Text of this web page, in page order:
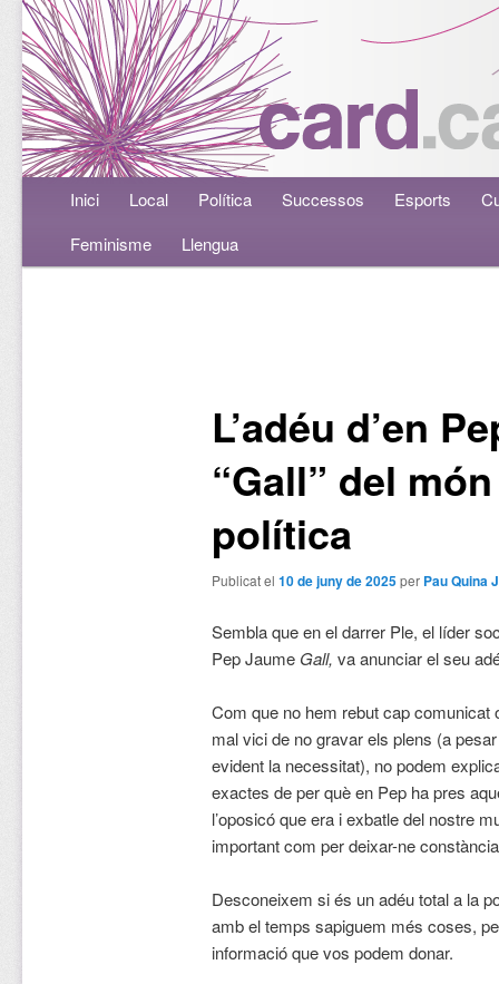
Menú principalAneu al contingut principal
Aneu al contingut secundari
Inici Local Política Successos Esports
Feminisme
Llengua
L’adéu d’en
“Gall” del
política
Publicat el 10 de juny de 2025per Pau Quina
Sembla que en el darrer Ple, el líder
Pep Jaume Gall, va anunciar el seu
Com que no hem rebut cap comunicat
mal vici de no gravar els plens (a
evident la necessitat), no podem
exactes de per què en Pep ha pres
l’oposicó que era i exbatle del nostre
important com per deixar-ne
Desconeixem si és un adéu total a la
amb el temps sapiguem més coses,
informació que vos podem donar.